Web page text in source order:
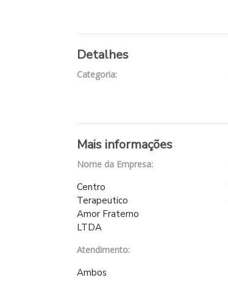
Detalhes
Categoria:
Mais informações
Nome da Empresa:
Centro
Terapeutico
Amor Fraterno
LTDA
Atendimento:
Ambos